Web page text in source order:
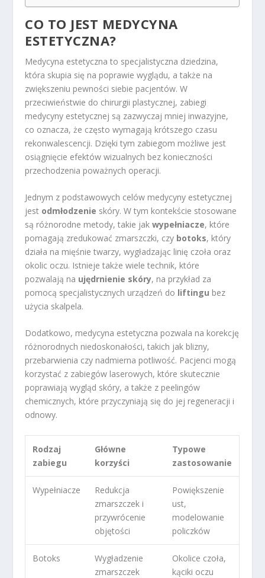
CO TO JEST MEDYCYNA
ESTETYCZNA?
Medycyna estetyczna to specjalistyczna dziedzina,
która skupia się na poprawie wyglądu, a także na
zwiększeniu pewności siebie pacjentów. W
przeciwieństwie do chirurgii plastycznej, zabiegi
medycyny estetycznej są zazwyczaj mniej inwazyjne,
co oznacza, że często wymagają krótszego czasu
rekonwalescencji. Dzięki tym zabiegom możliwe jest
osiągnięcie efektów wizualnych bez konieczności
przechodzenia poważnych operacji.
Jednym z podstawowych celów medycyny estetycznej
jest odmłodzenie skóry. W tym kontekście stosowane
są różnorodne metody, takie jakwypełniacze, które
pomagają zredukować zmarszczki, czy botoks, który
działa na mięśnie twarzy, wygładzając linię czoła oraz
okolic oczu. Istnieje także wiele technik, które
pozwalają na ujędrnienie skóry, na przykład za
pomocą specjalistycznych urządzeń do liftingu bez
użycia skalpela.
Dodatkowo, medycyna estetyczna pozwala na korekcję
różnorodnych niedoskonałości, takich jak blizny,
przebarwienia czy nadmierna potliwość. Pacjenci mogą
korzystać z zabiegów laserowych, które skutecznie
poprawiają wygląd skóry, a także z peelingów
chemicznych, które przyczyniają się do jej regeneracji i
odnowy.
Rodzaj
zabiegu
Główne
korzyści
Typowe
zastosowanie
Wypełniacze
Redukcja
zmarszczek i
przywrócenie
objętości
Powiększenie
ust,
modelowanie
policzków
Botoks
Wygładzenie
zmarszczek
Okolice czoła,
kąciki oczu